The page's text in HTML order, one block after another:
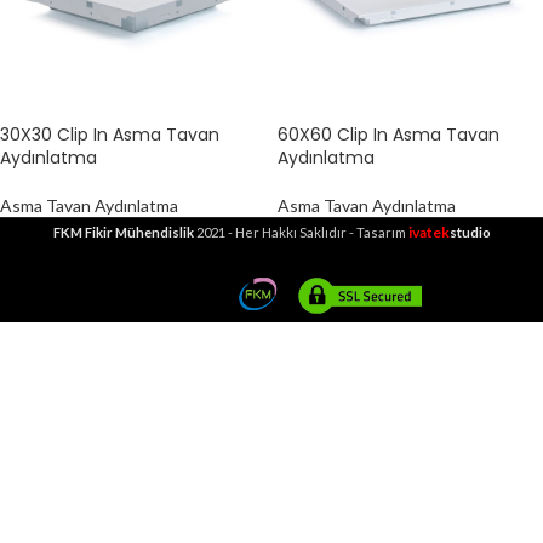
30X30 Clip In Asma Tavan
Aydınlatma
Asma Tavan Aydınlatma
60X60 Clip In Asma Tavan
Aydınlatma
Asma Tavan Aydınlatma
FKM Fikir Mühendislik 2021 - Her Hakkı Saklıdır - Tasarım ivatekstudio